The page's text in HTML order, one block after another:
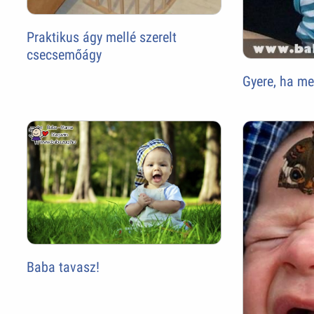
Praktikus ágy mellé szerelt
csecsemőágy
Gyere, ha
Baba tavasz!